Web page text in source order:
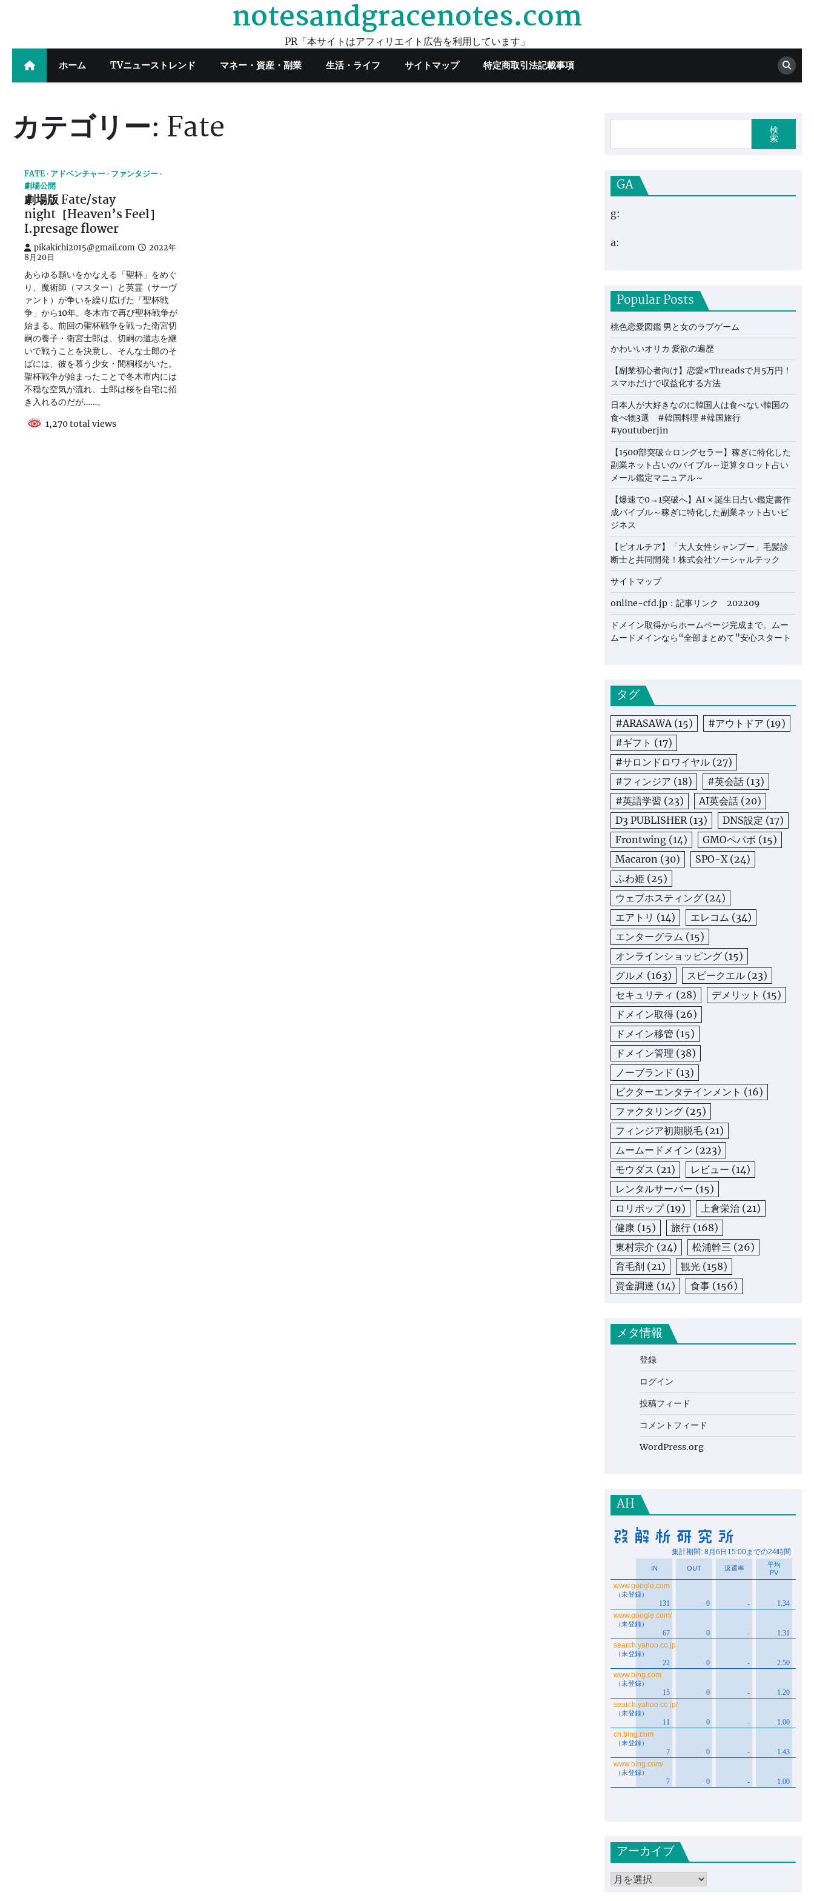
notesandgracenotes.com
PR「本サイトはアフィリエイト広告を利用しています」
ホーム TVニューストレンド マネー・資産・副業 生活・ライフ サイトマップ 特定商取引法記載事項
カテゴリー: Fate
FATE アドベンチャー
ファンタジー
劇場公開
劇場版 Fate/stay
night［Heaven’s Feel］
I.presage flower
pikakichi2015@gmail.com
2022年
8月20日
あらゆる願いをかなえる「聖杯」をめぐ
り、魔術師（マスター）と英霊（サーヴ
ァント）が争いを繰り広げた「聖杯戦
争」から10年。冬木市で再び聖杯戦争が
始まる。前回の聖杯戦争を戦った衛宮切
嗣の養子・衛宮士郎は、切嗣の遺志を継
いで戦うことを決意し、そんな士郎のそ
ばには、彼を慕う少女・間桐桜がいた。
聖杯戦争が始まったことで冬木市内には
不穏な空気が流れ、士郎は桜を自宅に招
き入れるのだが……。
1,270 total views
検
索
GA
g:
a:
Popular Posts
桃色恋愛図鑑 男と女のラブゲーム
かわいいオリカ 愛欲の遍歴
【副業初心者向け】恋愛×Threadsで月5万円！
スマホだけで収益化する方法
日本人が大好きなのに韓国人は食べない韓国の
食べ物3選 #韓国料理 #韓国旅行
#youtuberjin
【1500部突破☆ロングセラー】稼ぎに特化した
副業ネット占いのバイブル～逆算タロット占い
メール鑑定マニュアル～
【爆速で0→1突破へ】AI × 誕生日占い鑑定書作
成バイブル～稼ぎに特化した副業ネット占いビ
ジネス
【ビオルチア】「大人女性シャンプー」毛髪診
断士と共同開発！株式会社ソーシャルテック
サイトマップ
online-cfd.jp：記事リンク 202209
ドメイン取得からホームページ完成まで。ムー
ムードメインなら“全部まとめて”安心スタート
タグ
#ARASAWA(15) #アウトドア (19)
#ギフト (17)
#サロンドロワイヤル (27)
#フィンジア (18) #英会話 (13)
#英語学習 (23) AI英会話 (20)
D3 PUBLISHER(13) DNS設定 (17)
Frontwing (14) GMOペパボ (15)
Macaron (30) SPO-X(24)
ふわ姫 (25)
ウェブホスティング (24)
エアトリ (14) エレコム (34)
エンターグラム (15)
オンラインショッピング (15)
グルメ (163) スピークエル (23)
セキュリティ (28) デメリット (15)
ドメイン取得 (26)
ドメイン移管 (15)
ドメイン管理 (38)
ノーブランド (13)
ビクターエンタテインメント (16)
ファクタリング (25)
フィンジア初期脱毛 (21)
ムームードメイン (223)
モウダス (21) レビュー (14)
レンタルサーバー (15)
ロリポップ(19) 上倉栄治 (21)
健康 (15) 旅行 (168)
東村宗介 (24) 松浦幹三 (26)
育毛剤 (21) 観光 (158)
資金調達 (14) 食事 (156)
メタ情報
登録
ログイン
投稿フィード
コメントフィード
WordPress.org
AH
アーカイブ
ア